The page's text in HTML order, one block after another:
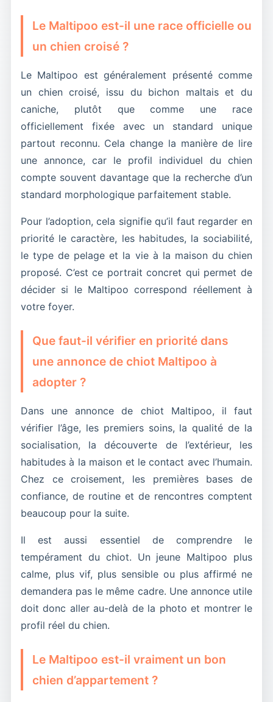
plusieurs animaux. Plus cette partie est décrite
honnêtement, plus l’adoption a de chances de
émotionnelle, la socialisation et la facilité de vie
réelle du chien proposé à l’adoption. La couleur
Dans une annonce, il faut donc savoir si le chien
aime jouer, comment il récupère après l’activité,
vit les temps calmes avec sa famille. Plus ces
détails sont concrets, plus l’adoptant peut se
projeter correctement.
Le Maltipoo est-il une race officielle ou
un chien croisé ?
Le Maltipoo est généralement présenté comme
un chien croisé, issu du bichon maltais et du
caniche, plutôt que comme une race
officiellement fixée avec un standard unique
partout reconnu. Cela change la manière de lire
une annonce, car le profil individuel du chien
compte souvent davantage que la recherche d’un
standard morphologique parfaitement stable.
Pour l’adoption, cela signifie qu’il faut regarder en
priorité le caractère, les habitudes, la sociabilité,
le type de pelage et la vie à la maison du chien
proposé. C’est ce portrait concret qui permet de
décider si le Maltipoo correspond réellement à
votre foyer.
Que faut-il vérifier en priorité dans
une annonce de chiot Maltipoo à
adopter ?
Dans une annonce de chiot Maltipoo, il faut
vérifier l’âge, les premiers soins, la qualité de la
socialisation, la découverte de l’extérieur, les
habitudes à la maison et le contact avec l’humain.
Chez ce croisement, les premières bases de
confiance, de routine et de rencontres comptent
beaucoup pour la suite.
Il est aussi essentiel de comprendre le
tempérament du chiot. Un jeune Maltipoo plus
calme, plus vif, plus sensible ou plus affirmé ne
demandera pas le même cadre. Une annonce utile
doit donc aller au-delà de la photo et montrer le
profil réel du chien.
Le Maltipoo est-il vraiment un bon
chien d’appartement ?